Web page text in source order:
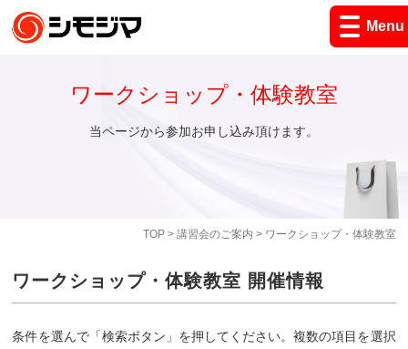
Menu
TOP> 講習会のご案内 > ワークショップ・体験教室
ワークショップ・体験教室
当ページから参加お申し込み頂けます。
ワークショップ・体験教室 開催情報
条件を選んで「検索ボタン」を押してください。複数の項目を選択